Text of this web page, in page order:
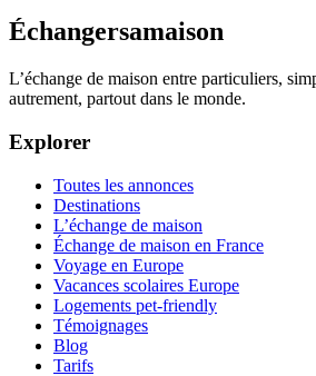
Échangersamaison
L’échange de maison entre particuliers,
autrement, partout dans le monde.
Explorer
Toutes les annonces
Destinations
L’échange de maison
Échange de maison en France
Voyage en Europe
Vacances scolaires Europe
Logements pet-friendly
Témoignages
Blog
Tarifs